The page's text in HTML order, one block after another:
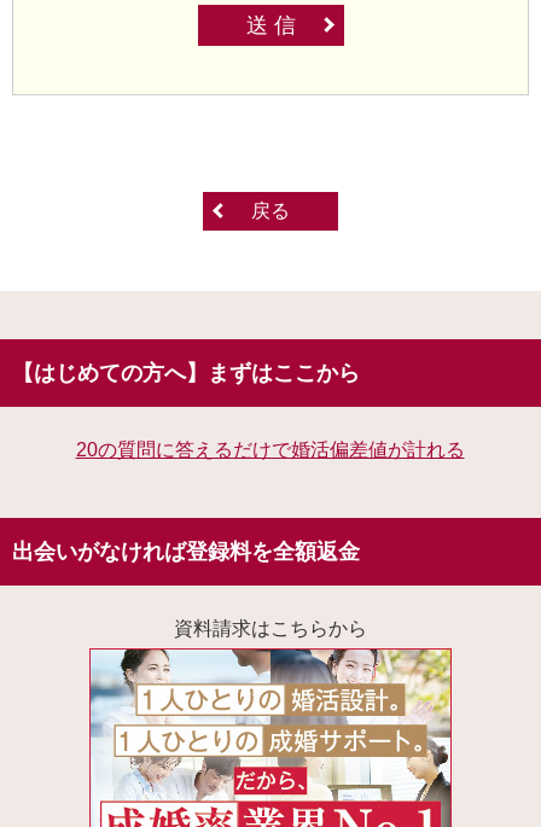
送 信
戻る
【はじめての方へ】まずはここから
20の質問に答えるだけで婚活偏差値が計れる
出会いがなければ登録料を全額返金
資料請求はこちらから